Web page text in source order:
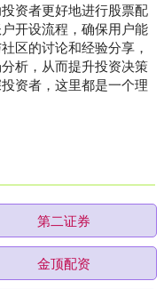
资者更好地进行股票配
开设流程，确保用户能
区的讨论和经验分享，
析，从而提升投资决策
资者，这里都是一个理
第二证券
金顶配资